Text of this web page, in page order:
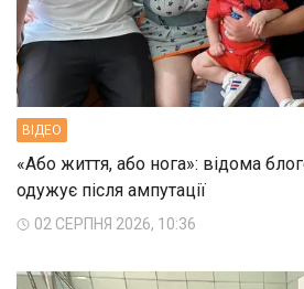
ВIДЕО
«Або життя, або нога»: відома
одужує після ампутації
02 СЕРПНЯ 2026, 10:36